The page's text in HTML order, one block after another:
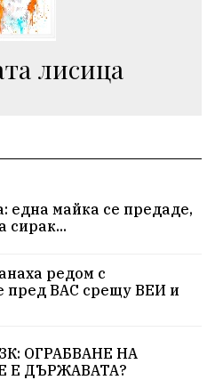
лисица
една майка се предаде,
сирак...
редом с
пред ВАС срещу ВЕИ и
ОГРАБВАНЕ НА
Е ДЪРЖАВАТА?